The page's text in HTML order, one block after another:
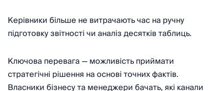
Керівники більше не витрачають час на ручну
підготовку звітності чи аналіз десятків таблиць.
Ключова перевага — можливість приймати
стратегічні рішення на основі точних фактів.
Власники бізнесу та менеджери бачать, які канали